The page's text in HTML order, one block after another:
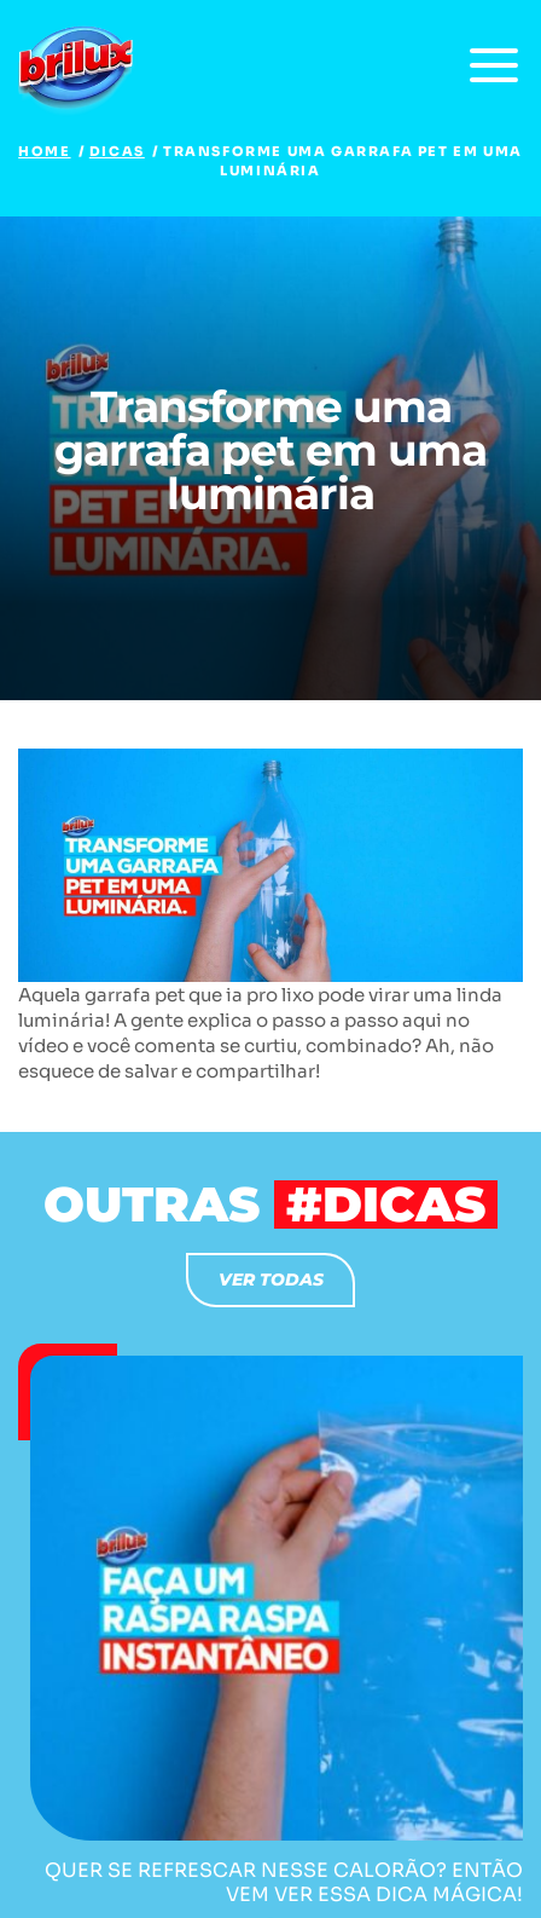
HOME DICAS
TRANSFORME UMA GARRAFA PET EM UMA
LUMINÁRIA
Transforme uma
garrafa pet em uma
luminária
Aquela garrafa pet que ia pro lixo pode virar uma linda
luminária! A gente explica o passo a passo aqui no
vídeo e você comenta se curtiu, combinado? Ah, não
esquece de salvar e compartilhar!
OUTRAS #DICAS
VER TODAS
QUER SE REFRESCAR NESSE CALORÃO? ENTÃO
VEM VER ESSA DICA MÁGICA!